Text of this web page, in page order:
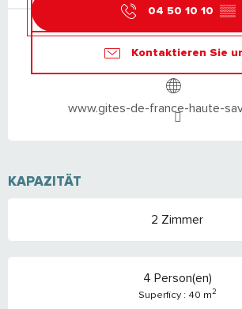
04 50 10 10 ▒▒
Kontaktieren Sie
www.gites-de-france-haute-
KAPAZITÄT
2 Zimmer
4 Person(en)
Superficy : 40 m2